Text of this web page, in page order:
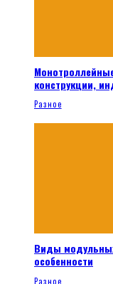
конструкции,
Разное
Виды
особенности
Разное